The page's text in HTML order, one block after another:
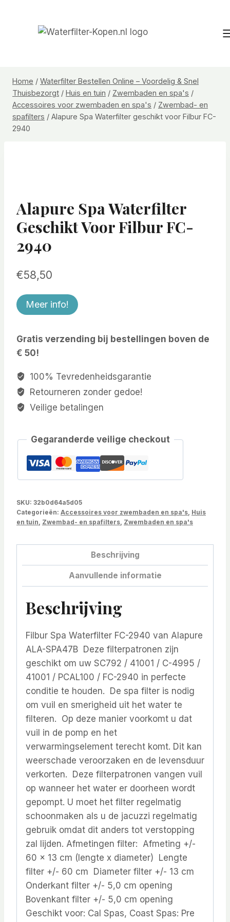
Home / Waterfilter Bestellen Online – Voordelig & Snel
Thuisbezorgt / Huis en tuin / Zwembaden en spa's /
Accessoires voor zwembaden en spa's / Zwembad- en
spafilters / Alapure Spa Waterfilter geschikt voor Filbur FC-
2940
Alapure Spa Waterfilter
Geschikt Voor Filbur FC-
2940
€58,50
Meer info!
Gratis verzending bij bestellingen boven de
€ 50!
100% Tevredenheidsgarantie
Retourneren zonder gedoe!
Veilige betalingen
Gegaranderde veilige checkout
SKU: 32b0d64a5d05
Categorieën: Accessoires voor zwembaden en spa's Huis
en tuin Zwembad- en spafilters Zwembaden en spa's
Beschrijving
Aanvullende informatie
Beschrijving
Filbur Spa Waterfilter FC-2940 van Alapure
ALA-SPA47B Deze filterpatronen zijn
geschikt om uw SC792 / 41001 / C-4995 /
41001 / PCAL100 / FC-2940 in perfecte
conditie te houden. De spa filter is nodig
om vuil en smerigheid uit het water te
filteren. Op deze manier voorkomt u dat
vuil in de pomp en het
verwarmingselement terecht komt. Dit kan
weerschade veroorzaken en de levensduur
verkorten. Deze filterpatronen vangen vuil
op wanneer het water er doorheen wordt
gepompt. U moet het filter regelmatig
schoonmaken als u de jacuzzi regelmatig
gebruik omdat dit anders tot verstopping
zal lijden. Afmetingen filter: Afmeting +/-
60 x 13 cm (lengte x diameter) Lengte
filter +/- 60 cm Diameter filter +/- 13 cm
Onderkant filter +/- 5,0 cm opening
Bovenkant filter +/- 5,0 cm opening
Geschikt voor: Cal Spas, Coast Spas: Pre